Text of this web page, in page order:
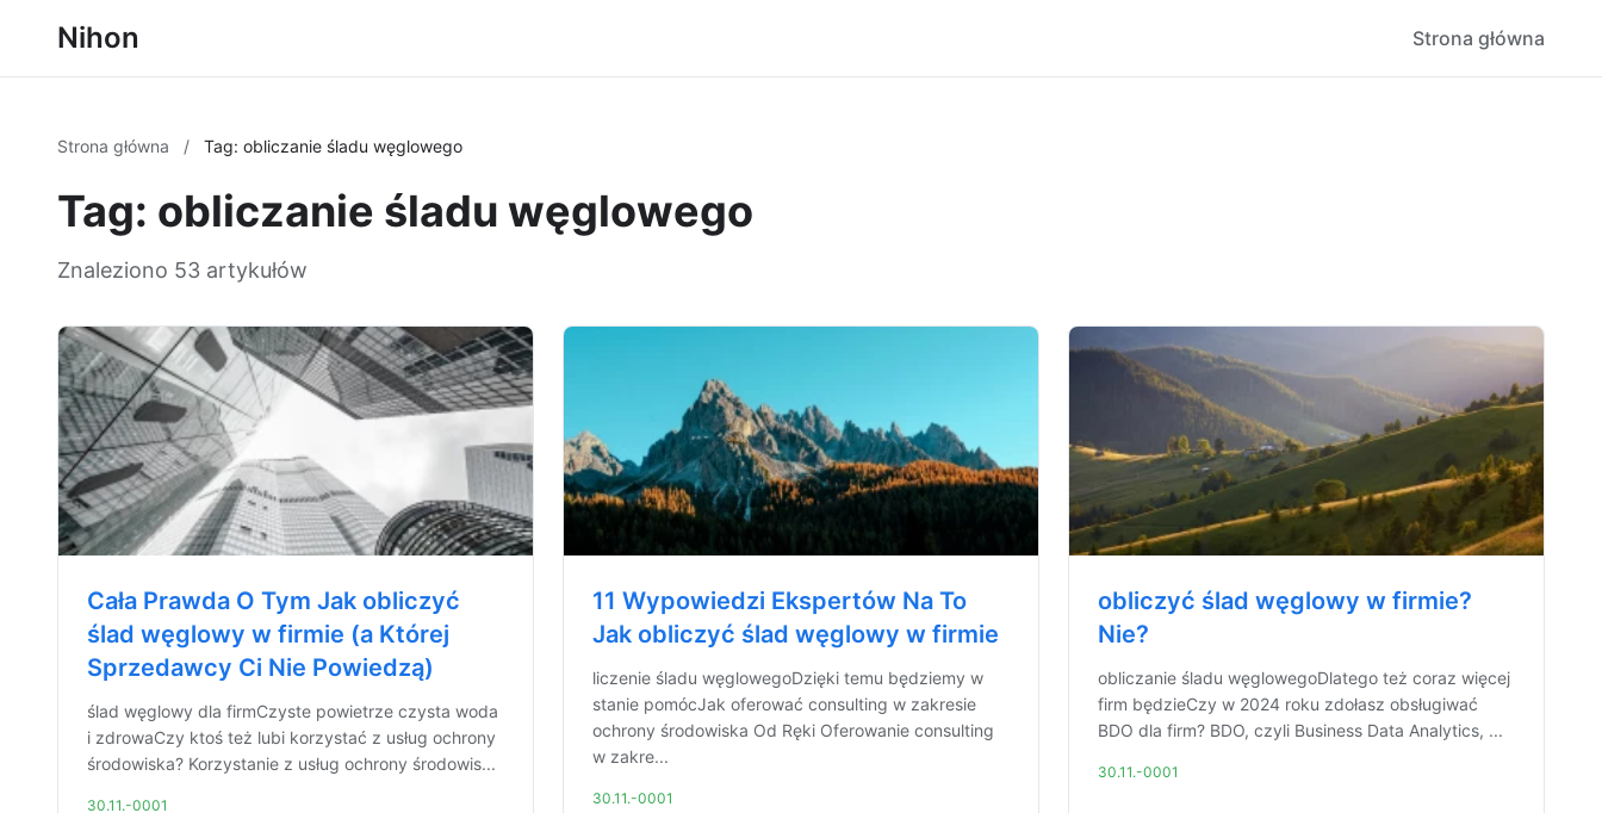
Nihon Strona główna
Strona główna / Tag: obliczanie śladu węglowego
Tag: obliczanie śladu węglowego
Znaleziono 53 artykułów
Cała Prawda O Tym Jak obliczyć
ślad węglowy w firmie (a Której
Sprzedawcy Ci Nie Powiedzą)
ślad węglowy dla firmCzyste powietrze czysta woda
i zdrowaCzy ktoś też lubi korzystać z usług ochrony
środowiska? Korzystanie z usług ochrony środowis...
30.11.-0001
11 Wypowiedzi Ekspertów Na To
Jak obliczyć ślad węglowy w firmie
liczenie śladu węglowegoDzięki temu będziemy w
stanie pomócJak oferować consulting w zakresie
ochrony środowiska Od Ręki Oferowanie consulting
w zakre...
30.11.-0001
obliczyć ślad węglowy w firmie?
Nie?
obliczanie śladu węglowegoDlatego też coraz więcej
firm będzieCzy w 2024 roku zdołasz obsługiwać
BDO dla firm? BDO, czyli Business Data Analytics, ...
30.11.-0001